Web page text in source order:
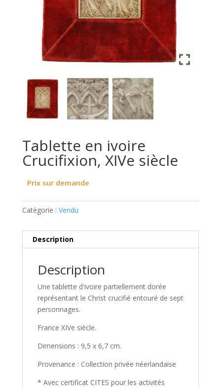
Tablette en ivoire
Crucifixion, XIVe siècle
Prix sur demande
Catégorie : Vendu
Description
Description
Une tablette d'ivoire partiellement dorée
représentant le Christ crucifié entouré de sept
personnages.
France XIVe siècle.
Dimensions : 9,5 x 6,7 cm.
Provenance : Collection privée néerlandaise
* Avec certificat CITES pour les activités